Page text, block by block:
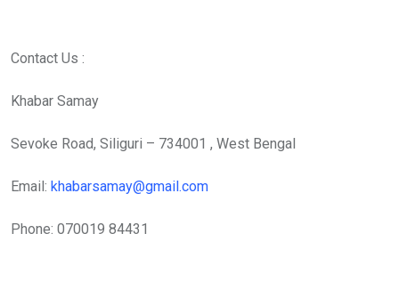
Contact Us :
Khabar Samay
Sevoke Road, Siliguri – 734001 , West Bengal
Email: khabarsamay@gmail.com
Phone: 070019 84431